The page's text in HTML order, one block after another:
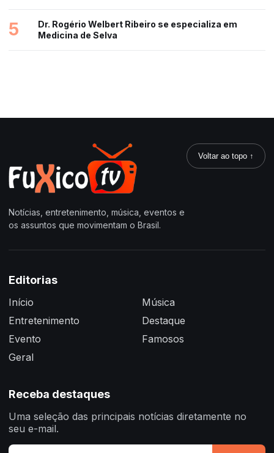
5
Dr. Rogério Welbert Ribeiro se especializa em
Medicina de Selva
Notícias, entretenimento, música, eventos e
os assuntos que movimentam o Brasil.
Voltar ao topo ↑
Editorias
Início
Entretenimento
Evento
Geral
Música
Destaque
Famosos
Receba destaques
Uma seleção das principais notícias diretamente no
seu e-mail.